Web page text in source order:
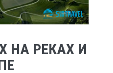
НА РЕКАХ И